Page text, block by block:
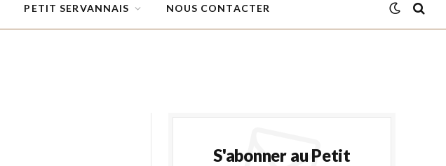
PETIT SERVANNAIS NOUS CONTACTER
S'abonner au Petit